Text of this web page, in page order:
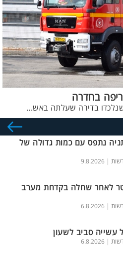
בחדרה
בדירה שעלתה באש...
נתפס עם כמות גדולה של
|
9.8.2026
לאחר שחלה בקדחת מערב
|
6.8.2026
עשייה סביב לשעון
|
6.8.2026